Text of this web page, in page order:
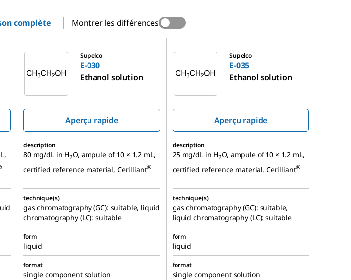
complète Montrer les différences
Supelco
E-030
Ethanol solution
Aperçu rapide
Supelco
E-035
Ethanol solution
Aperçu rapide
description
80 mg/dL in H2O, ampule of 10 × 1.2 mL,
certified reference material, Cerilliant®
description
25 mg/dL in H2O, ampule of 10 × 1.2 mL,
certified reference material, Cerilliant®
technique(s)
gas chromatography (GC): suitable, liquid
chromatography (LC): suitable
technique(s)
gas chromatography (GC): suitable,
liquid chromatography (LC): suitable
form
liquid
form
liquid
format
single component solution
format
single component solution